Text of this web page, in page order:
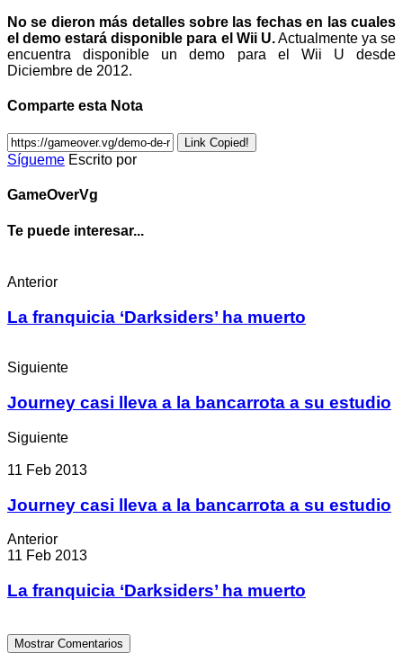
No se dieron más detalles sobre las fechas en las cuales
el demo estará disponible para el Wii U.Actualmente ya se
encuentra disponible un demo para el Wii U desde
Diciembre de 2012.
Comparte esta Nota
Link Copied!
Sígueme Escrito por
GameOverVg
Te puede interesar...
Anterior
La franquicia ‘Darksiders’ ha muerto
Siguiente
Journey casi lleva a la bancarrota a su estudio
Siguiente
11 Feb 2013
Journey casi lleva a la bancarrota a su estudio
Anterior
11 Feb 2013
La franquicia ‘Darksiders’ ha muerto
Mostrar Comentarios